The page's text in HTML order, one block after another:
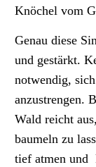
Knöchel vom
Genau diese
und gestärkt.
notwendig,
anzustrengen.
Wald reicht
baumeln zu
tief atmen und